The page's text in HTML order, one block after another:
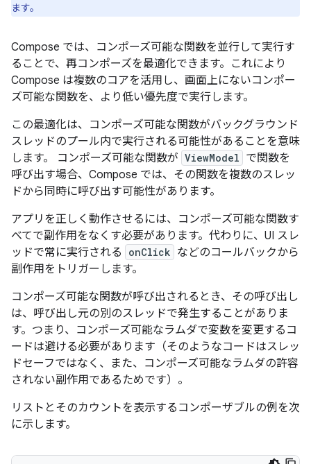
ます。
Compose では、コンポーズ可能な関数を並行して実行す
ることで、再コンポーズを最適化できます。これにより
Compose は複数のコアを活用し、画面上にないコンポー
ズ可能な関数を、より低い優先度で実行します。
この最適化は、コンポーズ可能な関数がバックグラウンド
スレッドのプール内で実行される可能性があることを意味
します。 コンポーズ可能な関数が ViewModel で関数を
呼び出す場合、Compose では、その関数を複数のスレッ
ドから同時に呼び出す可能性があります。
アプリを正しく動作させるには、コンポーズ可能な関数す
べてで副作用をなくす必要があります。代わりに、UI スレ
ッドで常に実行される
onClick などのコールバックから
副作用をトリガーします。
コンポーズ可能な関数が呼び出されるとき、その呼び出し
は、呼び出し元の別のスレッドで発生することがありま
す。つまり、コンポーズ可能なラムダで変数を変更するコ
ードは避ける必要があります（そのようなコードはスレッ
ドセーフではなく、また、コンポーズ可能なラムダの許容
されない副作用であるためです）。
リストとそのカウントを表示するコンポーザブルの例を次
に示します。